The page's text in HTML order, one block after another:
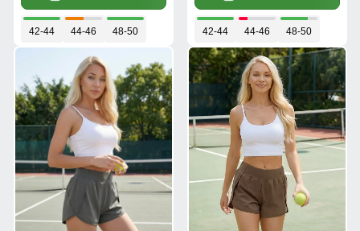
42-44 44-46 48-50 42-44 44-46 48-50